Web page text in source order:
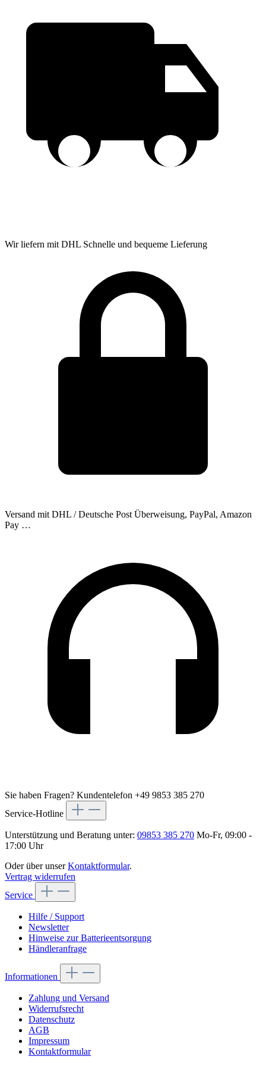
Wir liefern mit DHL Schnelle und bequeme Lieferung
Versand mit DHL / Deutsche Post Überweisung, PayPal, Amazon
Pay …
Sie haben Fragen? Kundentelefon +49 9853 385 270
Service-Hotline
Unterstützung und Beratung unter: 09853 385 270 Mo-Fr, 09:00 -
17:00 Uhr
Oder über unserKontaktformular.
Vertrag widerrufen
Service
Hilfe / Support
Newsletter
Hinweise zur Batterieentsorgung
Händleranfrage
Informationen
Zahlung und Versand
Widerrufsrecht
Datenschutz
AGB
Impressum
Kontaktformular